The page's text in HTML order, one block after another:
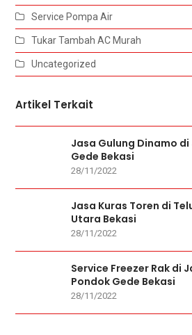
Service Pompa Air
Tukar Tambah AC Murah
Uncategorized
Artikel Terkait
Jasa Gulung Dinamo
Gede Bekasi
28/11/2022
Jasa Kuras Toren di
Utara Bekasi
28/11/2022
Service Freezer Rak di
Pondok Gede Bekasi
28/11/2022